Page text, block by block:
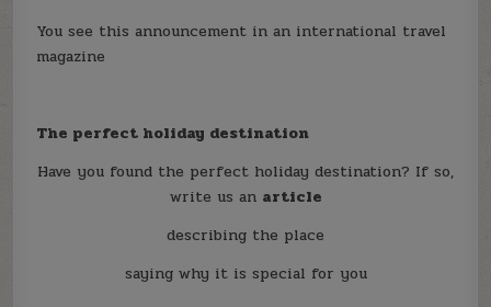
You see this announcement in an international travel
magazine
The perfect holiday destination
Have you found the perfect holiday destination? If so,
write us an article
describing the place
saying why it is special for you